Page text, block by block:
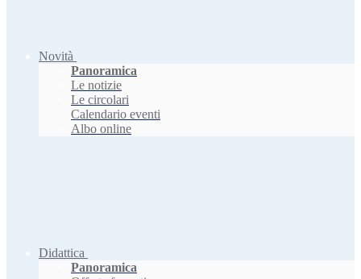
Novità
Panoramica
Le notizie
Le circolari
Calendario eventi
Albo online
Didattica
Panoramica